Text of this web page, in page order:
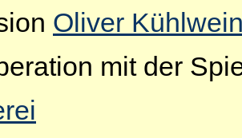
Oliver
mit der